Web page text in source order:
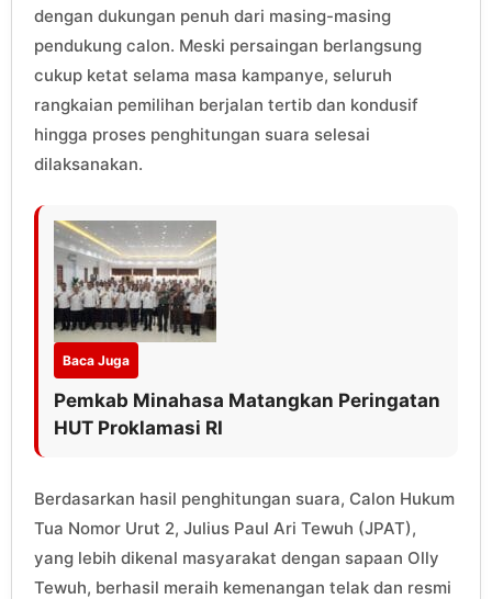
dengan dukungan penuh dari masing-masing
pendukung calon. Meski persaingan berlangsung
cukup ketat selama masa kampanye, seluruh
rangkaian pemilihan berjalan tertib dan kondusif
hingga proses penghitungan suara selesai
dilaksanakan.
Baca Juga
Pemkab Minahasa Matangkan Peringatan
HUT Proklamasi RI
Berdasarkan hasil penghitungan suara, Calon Hukum
Tua Nomor Urut 2, Julius Paul Ari Tewuh (JPAT),
yang lebih dikenal masyarakat dengan sapaan Olly
Tewuh, berhasil meraih kemenangan telak dan resmi